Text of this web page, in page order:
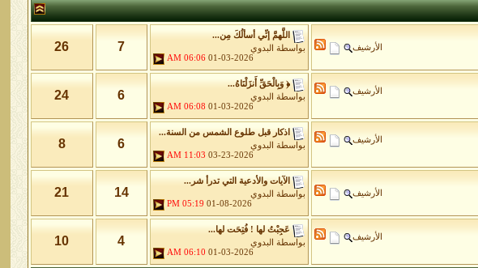
الأرشيف
اللَّهمَّ إنِّي أسألُكَ مِن...
بواسطة
البدوي
01-03-2026
06:06 AM
7
26
الأرشيف
﴿ وَبِالْحَقِّ أَنزَلْنَاهُ...
بواسطة
البدوي
01-03-2026
06:08 AM
6
24
الأرشيف
اذكار قبل طلوع الشمس من السنة...
بواسطة
البدوي
03-23-2026
11:03 AM
6
8
الأرشيف
الآيات والأدعية التي تدرأ شر...
بواسطة
البدوي
01-08-2026
05:19 PM
14
21
الأرشيف
عَجِبْتُ لها ! فُتِحَت لها...
بواسطة
البدوي
01-03-2026
06:10 AM
4
10